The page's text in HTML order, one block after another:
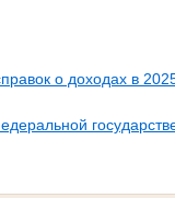
о доходах в